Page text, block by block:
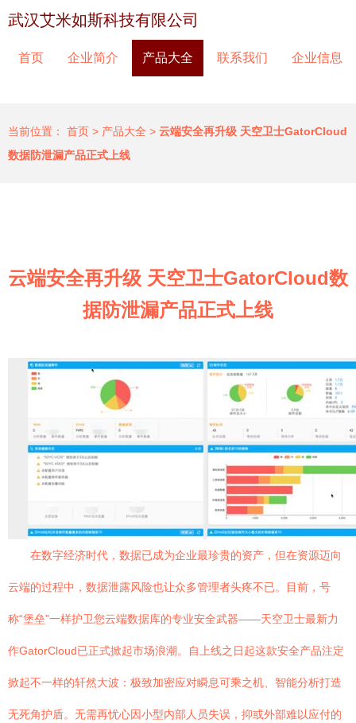
武汉艾米如斯科技有限公司
首页 企业简介 产品大全 联系我们 企业信息
当前位置： 首页 > 产品大全 > 云端安全再升级 天空卫士GatorCloud
数据防泄漏产品正式上线
云端安全再升级 天空卫士GatorCloud数
据防泄漏产品正式上线
在数字经济时代，数据已成为企业最珍贵的资产，但在资源迈向
云端的过程中，数据泄露风险也让众多管理者头疼不已。目前，号
称“堡垒”一样护卫您云端数据库的专业安全武器——天空卫士最新力
作GatorCloud已正式掀起市场浪潮。自上线之日起这款安全产品注定
掀起不一样的轩然大波：极致加密应对瞬息可乘之机、智能分析打造
无死角护盾。无需再忧心因小型内部人员失误，抑或外部难以应付的